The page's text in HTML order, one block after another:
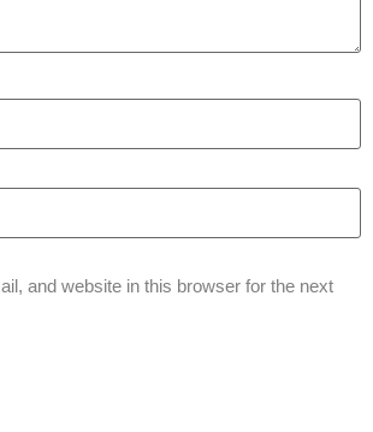
and website in this browser for the next